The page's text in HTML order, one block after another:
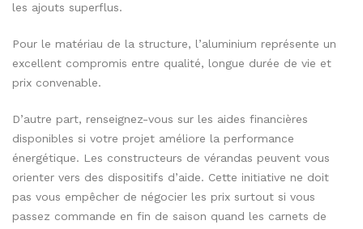
les ajouts superflus.
Pour le matériau de la structure, l’aluminium représente un
excellent compromis entre qualité, longue durée de vie et
prix convenable.
D’autre part, renseignez-vous sur les aides financières
disponibles si votre projet améliore la performance
énergétique. Les constructeurs de vérandas peuvent vous
orienter vers des dispositifs d’aide. Cette initiative ne doit
pas vous empêcher de négocier les prix surtout si vous
passez commande en fin de saison quand les carnets de